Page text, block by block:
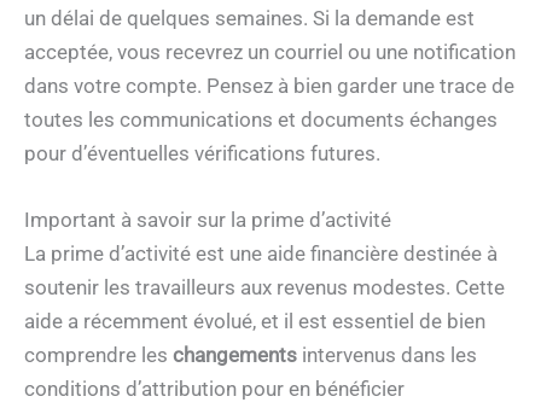
un délai de quelques semaines. Si la demande est
acceptée, vous recevrez un courriel ou une notification
dans votre compte. Pensez à bien garder une trace de
toutes les communications et documents échanges
pour d’éventuelles vérifications futures.
Important à savoir sur la prime d’activité
La prime d’activité est une aide financière destinée à
soutenir les travailleurs aux revenus modestes. Cette
aide a récemment évolué, et il est essentiel de bien
comprendre les changements intervenus dans les
conditions d’attribution pour en bénéficier